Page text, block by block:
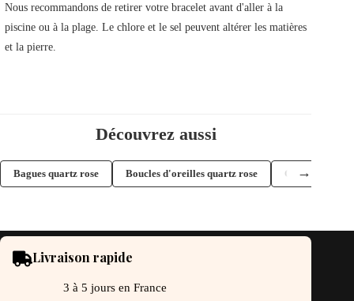
Nous recommandons de retirer votre bracelet avant d'aller à la
piscine ou à la plage. Le chlore et le sel peuvent altérer les matières
et la pierre.
Découvrez aussi
Bagues quartz rose Boucles d'oreilles quartz rose Colliers quartz
→
Livraison rapide
3 à 5 jours en France